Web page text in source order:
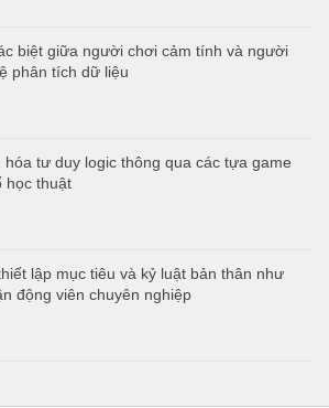
biệt giữa người chơi cảm tính và người
phân tích dữ liệu
hóa tư duy logic thông qua các tựa game
học thuật
lập mục tiêu và kỷ luật bản thân như
động viên chuyên nghiệp